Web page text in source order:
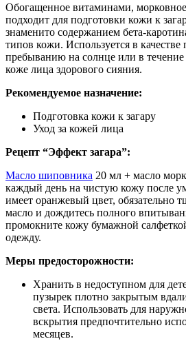
Обогащенное витаминами,
подходит для подготовки кожи к
знаменито содержанием бета-
типов кожи. Используется в качестве
пребыванию на солнце или в течение
коже лица здорового сияния.
Рекомендуемое назначение:
Подготовка кожи к загару
Уход за кожей лица
Рецепт “Эффект загара”:
Масло шиповника 20 мл + масло
каждый день на чистую кожу после
имеет оранжевый цвет, обязательно
масло и дождитесь полного
промокните кожу бумажной
одежду.
Меры предосторожности:
Хранить в недоступном для
пузырек плотно закрытым
света. Использовать для
вскрытия предпочтительно
месяцев.